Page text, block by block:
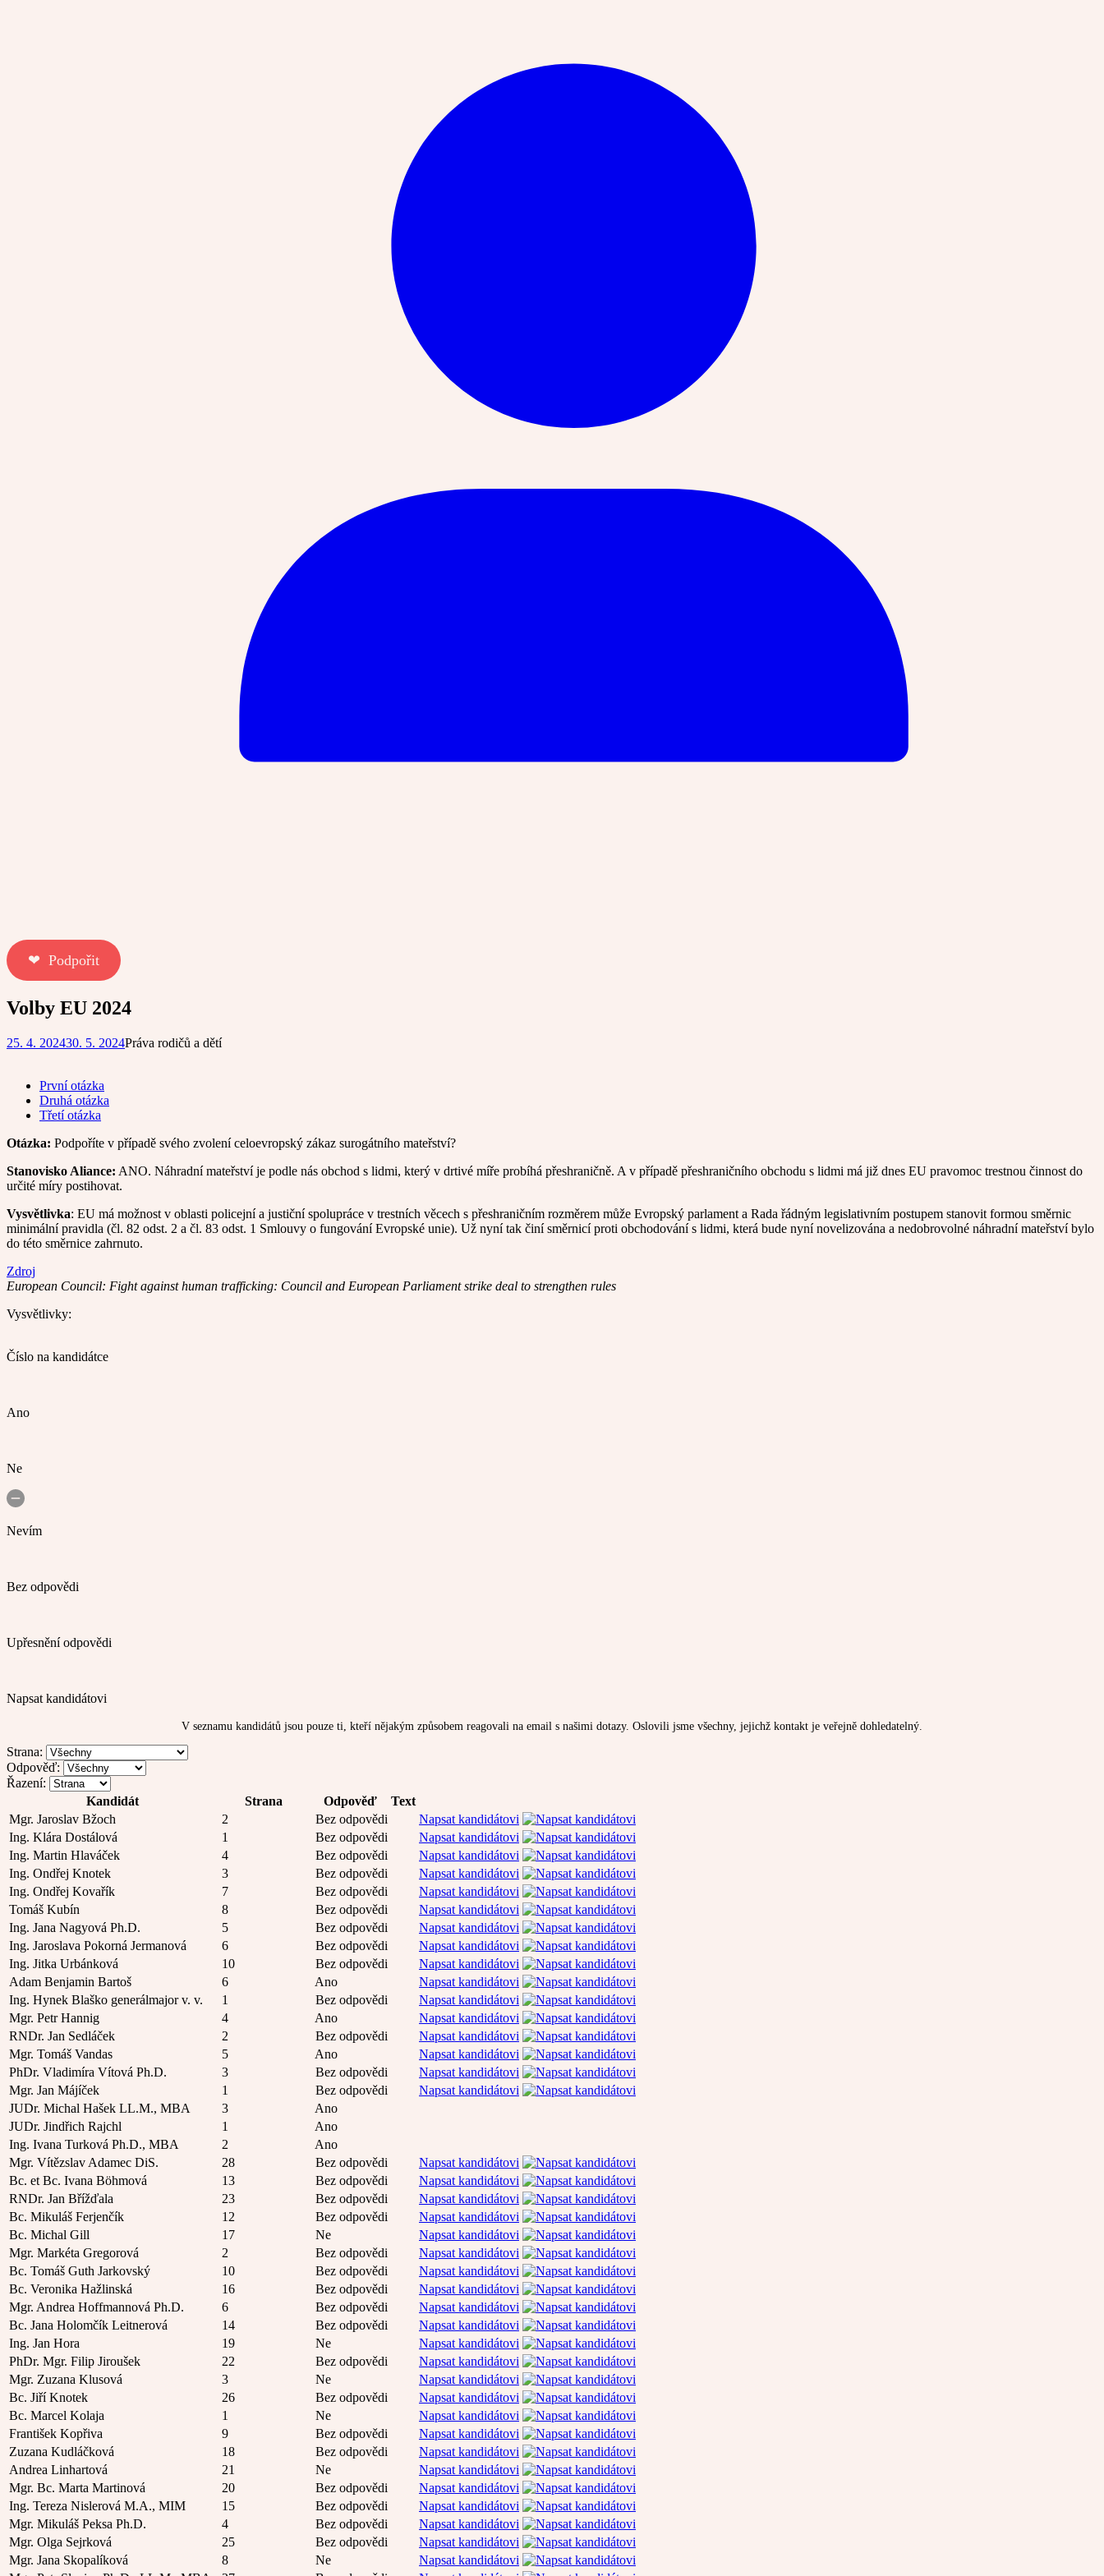
❤︎ Podpořit
Volby EU 2024
25. 4. 202430. 5. 2024Práva rodičů a dětí
První otázka
Druhá otázka
Třetí otázka
Otázka: Podpoříte v případě svého zvolení celoevropský zákaz surogátního mateřství?
Stanovisko Aliance: ANO. Náhradní mateřství je podle nás obchod s lidmi, který v drtivé míře probíhá přeshraničně. A v případě přeshraničního obchodu s lidmi má již dnes EU pravomoc trestnou činnost do
určité míry postihovat.
Vysvětlivka: EU má možnost v oblasti policejní a justiční spolupráce v trestních věcech s přeshraničním rozměrem může Evropský parlament a Rada řádným legislativním postupem stanovit formou směrnic
minimální pravidla (čl. 82 odst. 2 a čl. 83 odst. 1 Smlouvy o fungování Evropské unie). Už nyní tak činí směrnicí proti obchodování s lidmi, která bude nyní novelizována a nedobrovolné náhradní mateřství bylo
do této směrnice zahrnuto.
Zdroj
European Council: Fight against human trafficking: Council and European Parliament strike deal to strengthen rules
Vysvětlivky:
Číslo na kandidátce
Ano
Ne
Nevím
Bez odpovědi
Upřesnění odpovědi
Napsat kandidátovi
V seznamu kandidátů jsou pouze ti, kteří nějakým způsobem reagovali na email s našimi dotazy. Oslovili jsme všechny, jejichž kontakt je veřejně dohledatelný.
Strana:
Odpověď:
Řazení:
Kandidát
Strana Odpověď
Text
Mgr. Jaroslav Bžoch
2 Bez odpovědi
Napsat kandidátovi
Ing. Klára Dostálová
1 Bez odpovědi
Napsat kandidátovi
Ing. Martin Hlaváček
4 Bez odpovědi
Napsat kandidátovi
Ing. Ondřej Knotek
3 Bez odpovědi
Napsat kandidátovi
Ing. Ondřej Kovařík
7 Bez odpovědi
Napsat kandidátovi
Tomáš Kubín
8 Bez odpovědi
Napsat kandidátovi
Ing. Jana Nagyová Ph.D.
5 Bez odpovědi
Napsat kandidátovi
Ing. Jaroslava Pokorná Jermanová
6 Bez odpovědi
Napsat kandidátovi
Ing. Jitka Urbánková
10 Bez odpovědi
Napsat kandidátovi
Adam Benjamin Bartoš
6 Ano
Napsat kandidátovi
Ing. Hynek Blaško generálmajor v. v.
1 Bez odpovědi
Napsat kandidátovi
Mgr. Petr Hannig
4 Ano
Napsat kandidátovi
RNDr. Jan Sedláček
2 Bez odpovědi
Napsat kandidátovi
Mgr. Tomáš Vandas
5 Ano
Napsat kandidátovi
PhDr. Vladimíra Vítová Ph.D.
3 Bez odpovědi
Napsat kandidátovi
Mgr. Jan Májíček
1 Bez odpovědi
Napsat kandidátovi
JUDr. Michal Hašek LL.M., MBA
3
Ano
JUDr. Jindřich Rajchl
1
Ano
Ing. Ivana Turková Ph.D., MBA
2
Ano
Mgr. Vítězslav Adamec DiS.
28 Bez odpovědi
Napsat kandidátovi
Bc. et Bc. Ivana Böhmová
13 Bez odpovědi
Napsat kandidátovi
RNDr. Jan Břížďala
23 Bez odpovědi
Napsat kandidátovi
Bc. Mikuláš Ferjenčík
12 Bez odpovědi
Napsat kandidátovi
Bc. Michal Gill
17 Ne
Napsat kandidátovi
Mgr. Markéta Gregorová
2 Bez odpovědi
Napsat kandidátovi
Bc. Tomáš Guth Jarkovský
10 Bez odpovědi
Napsat kandidátovi
Bc. Veronika Hažlinská
16 Bez odpovědi
Napsat kandidátovi
Mgr. Andrea Hoffmannová Ph.D.
6 Bez odpovědi
Napsat kandidátovi
Bc. Jana Holomčík Leitnerová
14 Bez odpovědi
Napsat kandidátovi
Ing. Jan Hora
19 Ne
Napsat kandidátovi
PhDr. Mgr. Filip Jiroušek
22 Bez odpovědi
Napsat kandidátovi
Mgr. Zuzana Klusová
3 Ne
Napsat kandidátovi
Bc. Jiří Knotek
26 Bez odpovědi
Napsat kandidátovi
Bc. Marcel Kolaja
1 Ne
Napsat kandidátovi
František Kopřiva
9 Bez odpovědi
Napsat kandidátovi
Zuzana Kudláčková
18 Bez odpovědi
Napsat kandidátovi
Andrea Linhartová
21 Ne
Napsat kandidátovi
Mgr. Bc. Marta Martinová
20 Bez odpovědi
Napsat kandidátovi
Ing. Tereza Nislerová M.A., MIM
15 Bez odpovědi
Napsat kandidátovi
Mgr. Mikuláš Peksa Ph.D.
4 Bez odpovědi
Napsat kandidátovi
Mgr. Olga Sejrková
25 Bez odpovědi
Napsat kandidátovi
Mgr. Jana Skopalíková
8 Ne
Napsat kandidátovi